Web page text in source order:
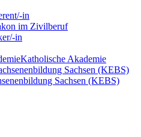
in
im Zivilberuf
in
Katholische Akademie
Sachsen (KEBS)